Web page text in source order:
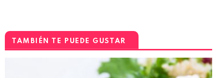
TAMBIÉN TE PUEDE GUSTAR